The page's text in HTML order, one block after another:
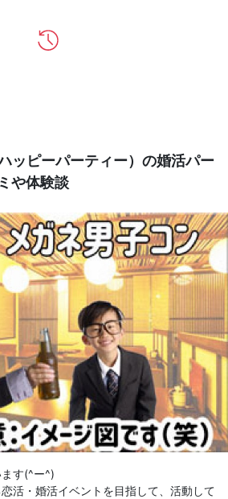
ッピーパーティー）の婚活パー
や体験談
す(^ー^)
活・婚活イベントを目指して、活動して